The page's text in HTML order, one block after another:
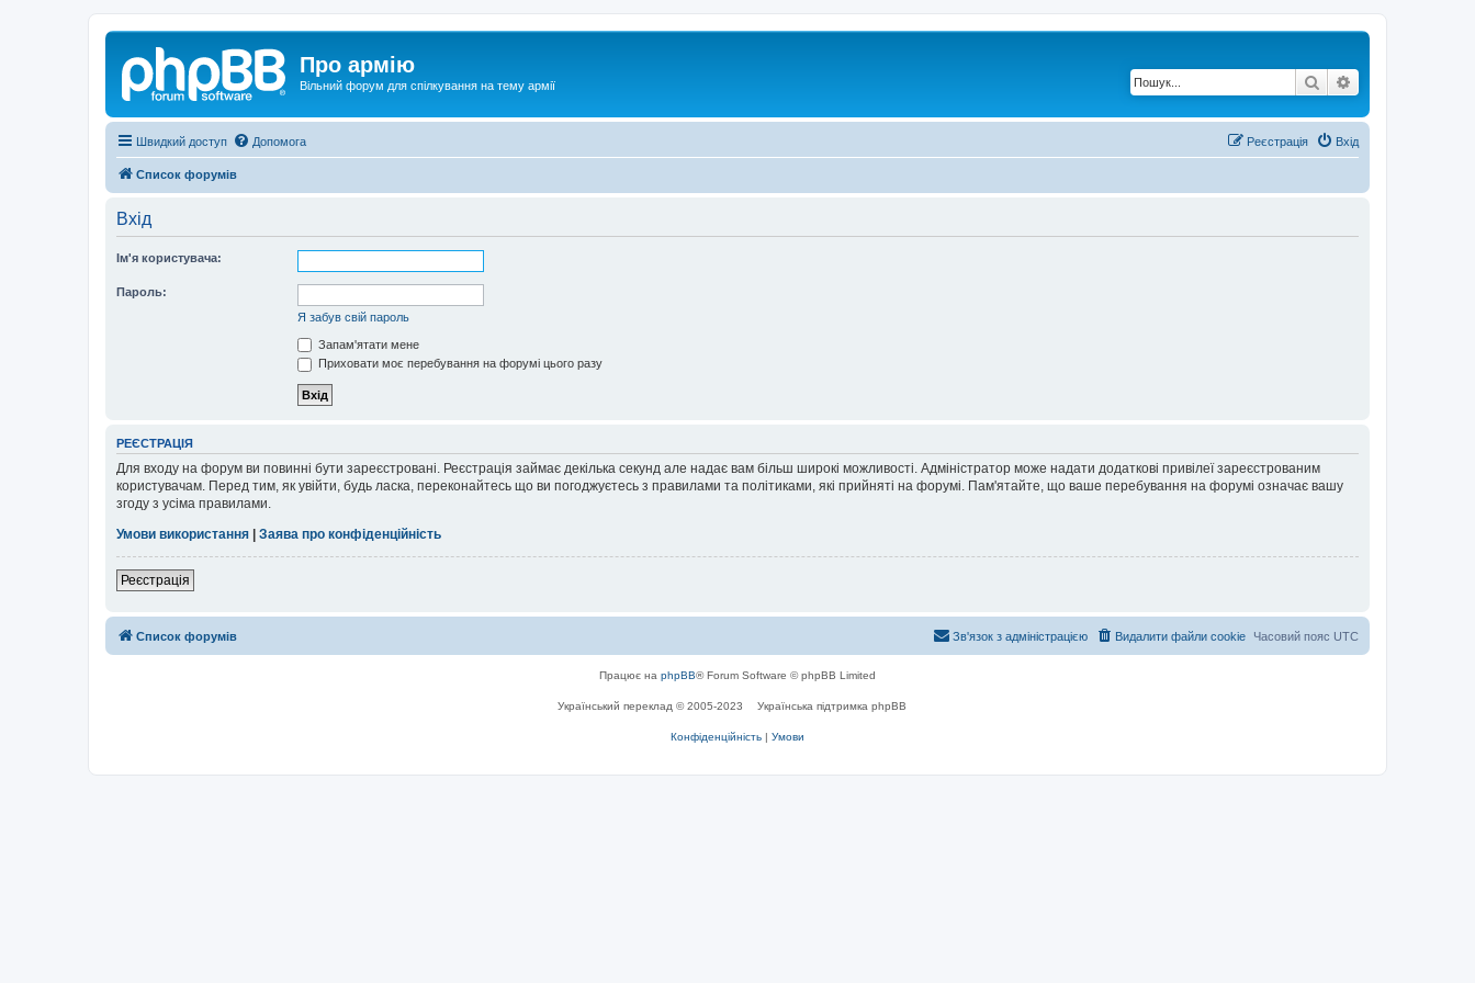
Про армію
Вільний форум для спілкування на тему армії Пошук
Швидкий доступ Допомога Вхід
Реєстрація
Список форумів
Вхід
Ім'я користувача:
Пароль:
Я забув свій пароль
Запам'ятати мене
Приховати моє перебування на форумі цього разу
РЕЄСТРАЦІЯ
Для входу на форум ви повинні бути зареєстровані. Реєстрація займає декілька секунд але надає вам більш широкі можливості. Адміністратор може надати додаткові привілеї зареєстрованим
користувачам. Перед тим, як увійти, будь ласка, переконайтесь що ви погоджуєтесь з правилами та політиками, які прийняті на форумі. Пам'ятайте, що ваше перебування на форумі означає вашу
згоду з усіма правилами.
Умови використання
Заява про конфіденційність
Реєстрація
Список форумів Часовий пояс UTC
Видалити файли cookie
Зв'язок з адміністрацією
Працює на phpBB® Forum Software © phpBB Limited
Український переклад © 2005-2023 Українська підтримка phpBB
Конфіденційність | Умови